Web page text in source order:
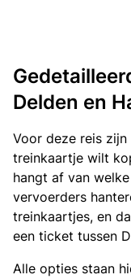
Delden en
Voor deze reis
treinkaartje wilt
hangt af van
vervoerders
treinkaartjes, en
een ticket tussen
Alle opties staan